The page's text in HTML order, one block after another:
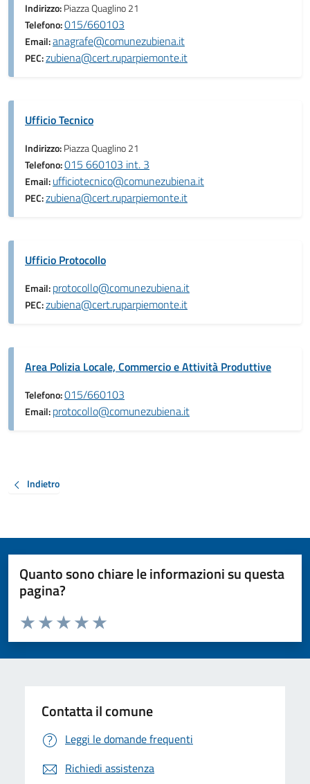
Indirizzo:Piazza Quaglino 21
Telefono:015/660103
Email:anagrafe@comunezubiena.it
PEC:zubiena@cert.ruparpiemonte.it
Ufficio Tecnico
Indirizzo:Piazza Quaglino 21
Telefono:015 660103 int. 3
Email:ufficiotecnico@comunezubiena.it
PEC:zubiena@cert.ruparpiemonte.it
Ufficio Protocollo
Email:protocollo@comunezubiena.it
PEC:zubiena@cert.ruparpiemonte.it
Area Polizia Locale, Commercio e Attività Produttive
Telefono:015/660103
Email:protocollo@comunezubiena.it
Indietro
Quanto sono chiare le informazioni su questa
pagina?
Valuta da 1 a 5 stelle la pagina
Valuta 5 stelle su 5
Valuta 4 stelle su 5
Valuta 3 stelle su 5
Valuta 2 stelle su 5
Valuta 1 stelle su 5
Contatta il comune
Leggi le domande frequenti
Richiedi assistenza